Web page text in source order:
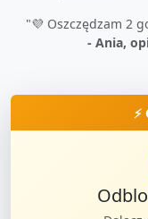
"💜 Oszczędzam 2
- Ania,